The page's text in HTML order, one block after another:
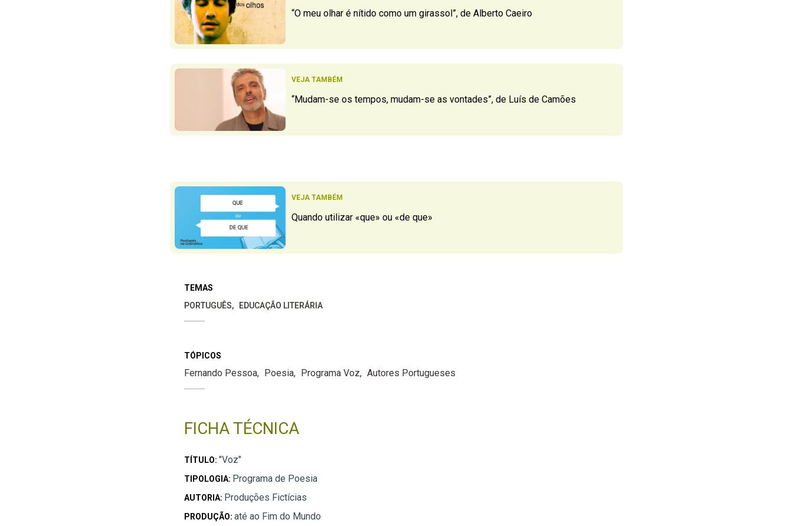
“O meu olhar é nítido como um girassol”, de Alberto Caeiro
VEJA TAMBÉM
“Mudam-se os tempos, mudam-se as vontades”, de Luís de Camões
VEJA TAMBÉM
Quando utilizar «que» ou «de que»
TEMAS
PORTUGUÊS
EDUCAÇÃO LITERÁRIA
TÓPICOS
Fernando Pessoa Poesia Programa Voz Autores Portugueses
FICHA TÉCNICA
TÍTULO: "Voz"
TIPOLOGIA: Programa de Poesia
AUTORIA: Produções Fictícias
PRODUÇÃO: até ao Fim do Mundo